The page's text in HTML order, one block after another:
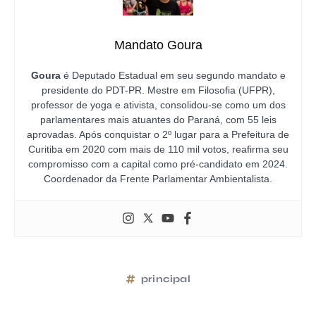
Mandato Goura
Gouraé Deputado Estadual em seu segundo mandato e
presidente do PDT-PR. Mestre em Filosofia (UFPR),
professor de yoga e ativista, consolidou-se como um dos
parlamentares mais atuantes do Paraná, com 55 leis
aprovadas. Após conquistar o 2º lugar para a Prefeitura de
Curitiba em 2020 com mais de 110 mil votos, reafirma seu
compromisso com a capital como pré-candidato em 2024.
Coordenador da Frente Parlamentar Ambientalista.
principal